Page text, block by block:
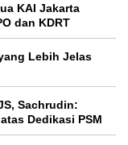
KAI Jakarta
dan KDRT
Lebih Jelas
Sachrudin:
Dedikasi PSM